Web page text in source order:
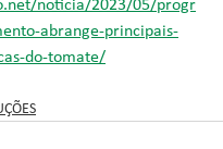
noticia/2023/05/progr
abrange-principais-
do-tomate/